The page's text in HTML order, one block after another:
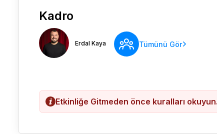
Kadro
Erdal Kaya Tümünü Gör
Etkinliğe Gitmeden önce kuralları okuyun.